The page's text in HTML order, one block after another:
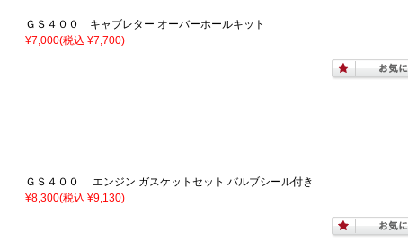
ＧＳ４００ キャブレター オーバーホールキット
¥7,000(税込 ¥7,700)
ＧＳ４００ エンジン ガスケットセット バルブシール付き
¥8,300(税込 ¥9,130)